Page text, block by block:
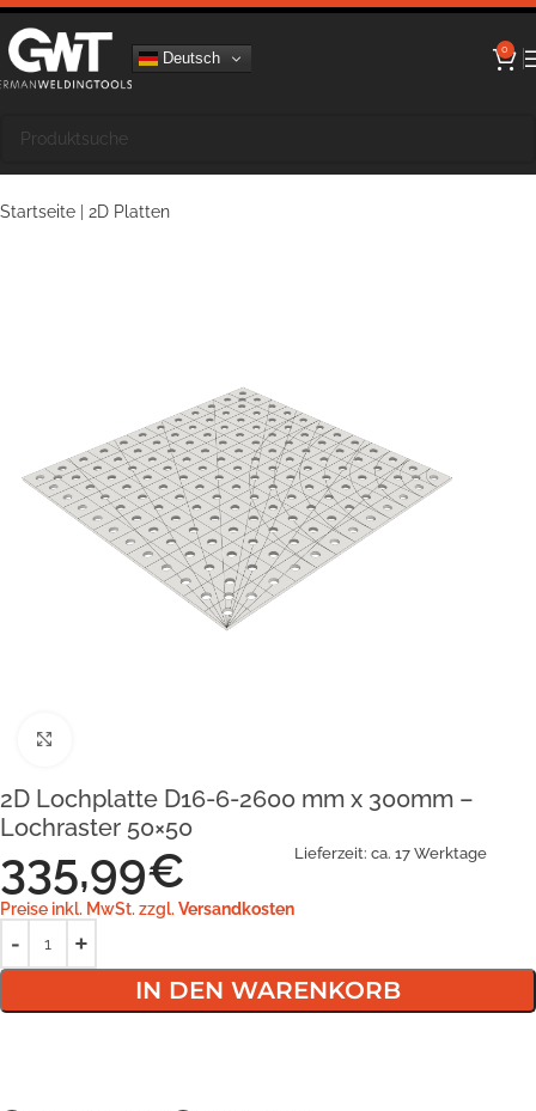
Deutsch 0
Startseite 2D Platten
2D Lochplatte D16-6-2600 mm x 300mm –
Lochraster 50×50
335,99€
Preise inkl. MwSt. zzgl. Versandkosten
Lieferzeit: ca. 17 Werktage
IN DEN WARENKORB